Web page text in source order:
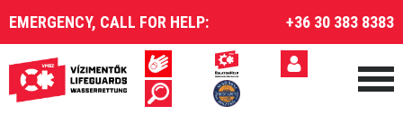
EMERGENCY, CALL FOR HELP: +36 30 383 8383